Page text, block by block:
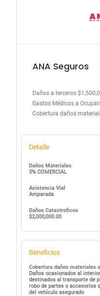
ANA Seguros
Daños a terceros
Gastos Médicos a
Cobertura daños
Detalle
Daños Materiales
5% COMERCIAL
Asistencia Vial
Amparada
Daños Catastroficos
$2,000,000.00
Beneficios
Cobertura daños materiales
Daños ocasionados al
destinados al transporte de
robo de partes o accesorios
del vehículo asegurado